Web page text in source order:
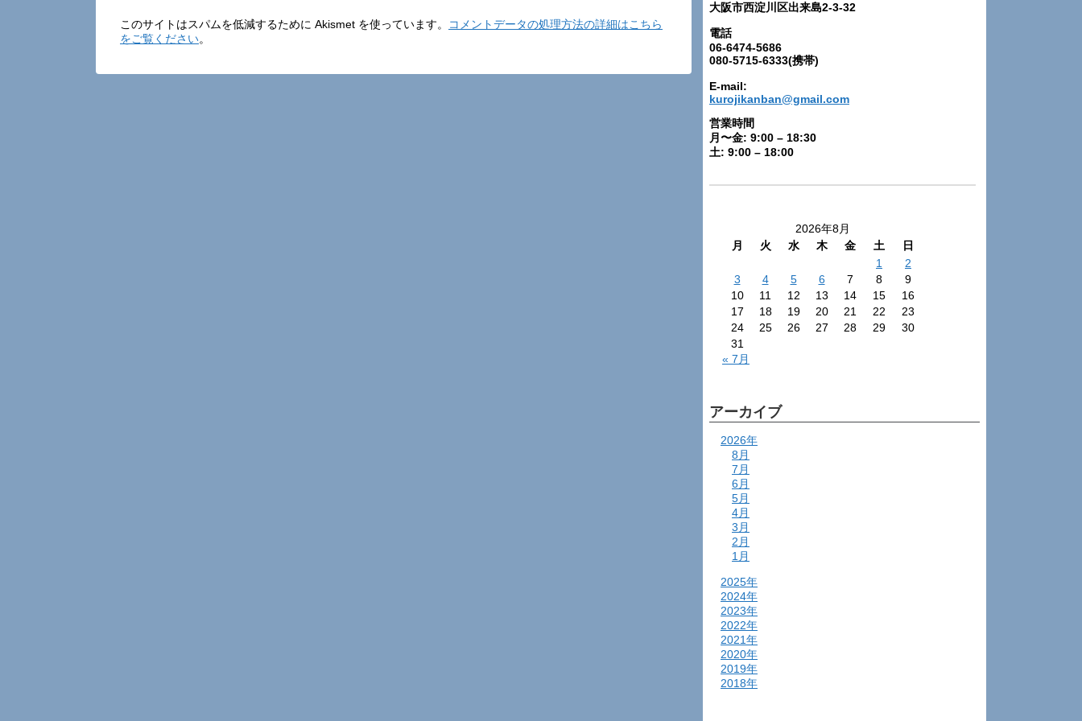
このサイトはスパムを低減するために Akismet を使っています。
コメントデータの処理方法の詳細はこちら
をご覧ください。
大阪市西淀川区出来島2-3-32
電話
06-6474-5686
080-5715-6333(携帯)
E-mail:
kurojikanban@gmail.com
営業時間
月〜金: 9:00 – 18:30
土: 9:00 – 18:00
2026年8月
月
火 水 木 金 土
日
1
2
3
4 5 6 7 8
9
10
11 12 13 14 15
16
17
18 19 20 21 22
23
24
25 26 27 28 29
30
31
« 7月
アーカイブ
2026年
8月
7月
6月
5月
4月
3月
2月
1月
2025年
2024年
2023年
2022年
2021年
2020年
2019年
2018年